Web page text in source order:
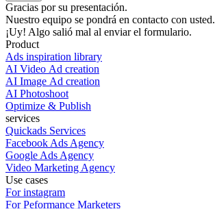
Gracias por su presentación.
Nuestro equipo se pondrá en contacto con usted.
¡Uy! Algo salió mal al enviar el formulario.
Product
Ads inspiration library
AI Video Ad creation
AI Image Ad creation
AI Photoshoot
Optimize & Publish
services
Quickads Services
Facebook Ads Agency
Google Ads Agency
Video Marketing Agency
Use cases
For instagram
For Peformance Marketers